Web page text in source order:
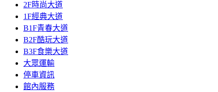
2F時尚大道
1F經典大道
B1F青春大道
B2F酷玩大道
B3F食樂大道
大眾運輸
停車資訊
館內服務